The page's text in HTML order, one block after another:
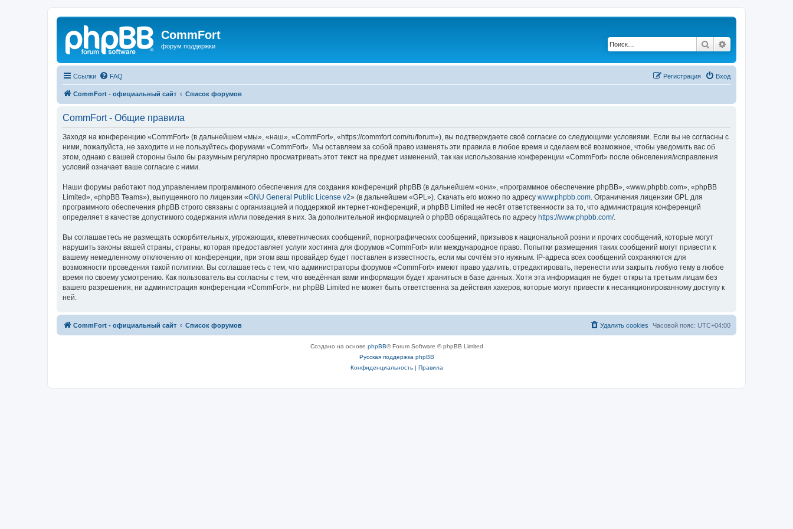
CommFort
форум поддержки Поиск
Ссылки FAQ Вход
Регистрация
CommFort - официальный сайт Список форумов
CommFort - Общие правила
Заходя на конференцию «CommFort» (в дальнейшем «мы», «наш», «CommFort», «https://commfort.com/ru/forum»), вы подтверждаете своё согласие со следующими условиями. Если вы не согласны с
ними, пожалуйста, не заходите и не пользуйтесь форумами «CommFort». Мы оставляем за собой право изменять эти правила в любое время и сделаем всё возможное, чтобы уведомить вас об
этом, однако с вашей стороны было бы разумным регулярно просматривать этот текст на предмет изменений, так как использование конференции «CommFort» после обновления/исправления
условий означает ваше согласие с ними.
Наши форумы работают под управлением программного обеспечения для создания конференций phpBB (в дальнейшем «они», «программное обеспечение phpBB», «www.phpbb.com», «phpBB
Limited», «phpBB Teams»), выпущенного по лицензии «GNU General Public License v2» (в дальнейшем «GPL»). Скачать его можно по адресу www.phpbb.com . Ограничения лицензии GPL для
программного обеспечения phpBB строго связаны с организацией и поддержкой интернет-конференций, и phpBB Limited не несёт ответственности за то, что администрация конференций
определяет в качестве допустимого содержания и/или поведения в них. За дополнительной информацией о phpBB обращайтесь по адресу https://www.phpbb.com/.
Вы соглашаетесь не размещать оскорбительных, угрожающих, клеветнических сообщений, порнографических сообщений, призывов к национальной розни и прочих сообщений, которые могут
нарушить законы вашей страны, страны, которая предоставляет услуги хостинга для форумов «CommFort» или международное право. Попытки размещения таких сообщений могут привести к
вашему немедленному отключению от конференции, при этом ваш провайдер будет поставлен в известность, если мы сочтём это нужным. IP-адреса всех сообщений сохраняются для
возможности проведения такой политики. Вы соглашаетесь с тем, что администраторы форумов «CommFort» имеют право удалить, отредактировать, перенести или закрыть любую тему в любое
время по своему усмотрению. Как пользователь вы согласны с тем, что введённая вами информация будет храниться в базе данных. Хотя эта информация не будет открыта третьим лицам без
вашего разрешения, ни администрация конференции «CommFort», ни phpBB Limited не может быть ответственна за действия хакеров, которые могут привести к несанкционированному доступу к
ней.
CommFort - официальный сайт Список форумов Часовой пояс: UTC+04:00
Удалить cookies
Создано на основе phpBB® Forum Software © phpBB Limited
Русская поддержка phpBB
Конфиденциальность| Правила